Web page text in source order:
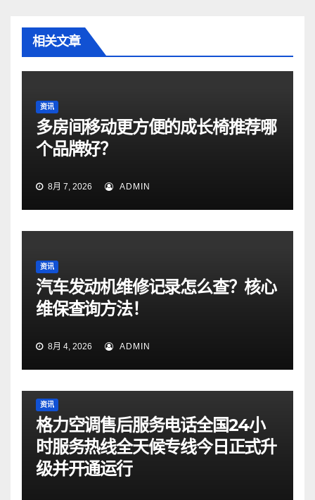
相关文章
资讯
多房间移动更方便的成长椅推荐哪
个品牌好？
8月 7, 2026 ADMIN
资讯
汽车发动机维修记录怎么查？核心
维保查询方法！
8月 4, 2026 ADMIN
资讯
格力空调售后服务电话全国24小
时服务热线全天候专线今日正式升
级并开通运行